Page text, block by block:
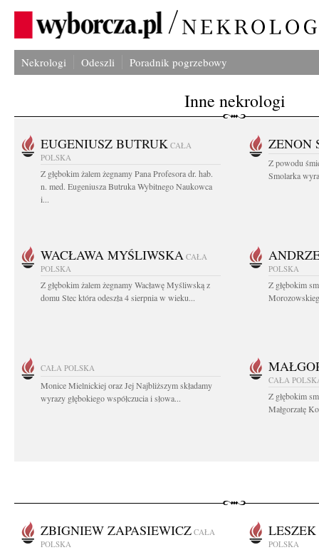
Nekrologi Odeszli Poradnik pogrzebowy
Inne nekrologi
EUGENIUSZ BUTRUK CAŁA
POLSKA
Z głębokim żalem żegnamy Pana Profesora dr. hab.
n. med. Eugeniusza Butruka Wybitnego Naukowca
i...
ZENON
Z powodu
Smolarka
WACŁAWA MYŚLIWSKA CAŁA
POLSKA
Z głębokim żalem żegnamy Wacławę Myśliwską z
domu Stec która odeszła 4 sierpnia w wieku...
POLSKA
Z głębokim
CAŁA POLSKA
Monice Mielnickiej oraz Jej Najbliższym składamy
wyrazy głębokiego współczucia i słowa...
CAŁA
Z głębokim
Małgorzatę
ZBIGNIEW ZAPASIEWICZ CAŁA
POLSKA
POLSKA